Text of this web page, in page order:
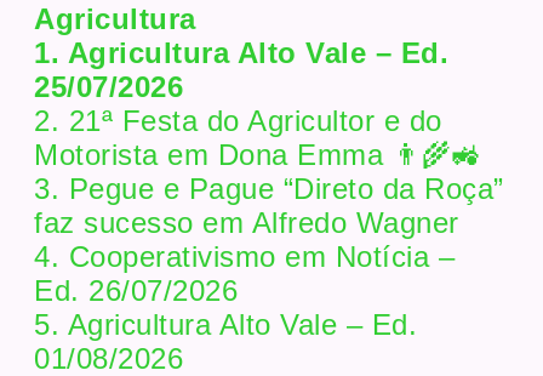
Agricultura
1. Agricultura Alto Vale – Ed.
25/07/2026
2. 21ª Festa do Agricultor e do
Motorista em Dona Emma 👨‍🌾🚜
3. Pegue e Pague “Direto da Roça”
faz sucesso em Alfredo Wagner
4. Cooperativismo em Notícia –
Ed. 26/07/2026
5. Agricultura Alto Vale – Ed.
01/08/2026